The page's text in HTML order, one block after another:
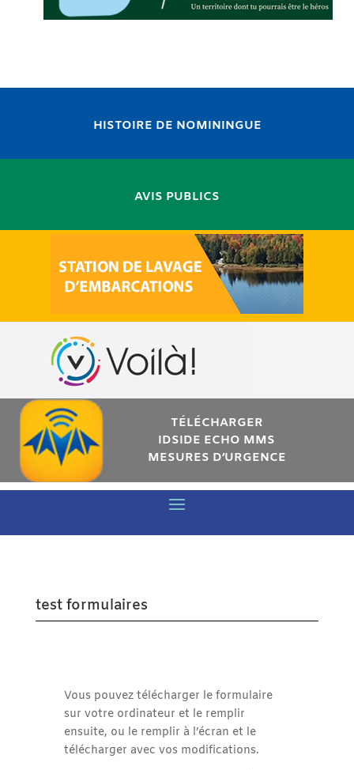
HISTOIRE DE NOMININGUE
AVIS PUBLICS
TÉLÉCHARGER
IDSIDE ECHO MMS
MESURES D’URGENCE
test formulaires
Vous pouvez télécharger le formulaire
sur votre ordinateur et le remplir
ensuite, ou le remplir à l’écran et le
télécharger avec vos modifications.